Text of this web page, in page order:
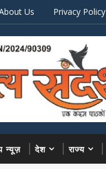
Us Privacy Policy
न्यूज़ देश राज्य